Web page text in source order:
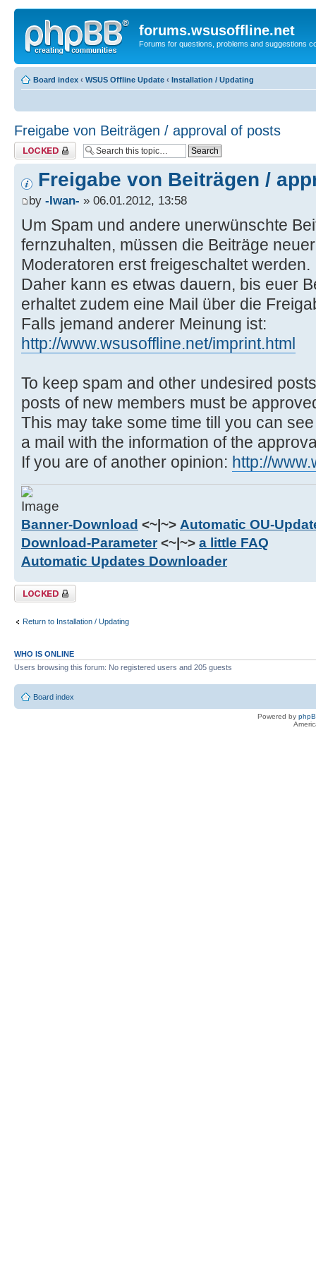
forums.wsusoffline.net
Forums for questions, problems and suggestions
Board index ‹ WSUS Offline Update ‹ Installation / Updating
Freigabe von Beiträgen / approval of posts
Topic locked
Freigabe von Beiträgen /
by -Iwan- » 06.01.2012, 13:58
Um Spam und andere unerwünschte
fernzuhalten, müssen die Beiträge
Moderatoren erst freigeschaltet werden.
Daher kann es etwas dauern, bis euer
erhaltet zudem eine Mail über die
Falls jemand anderer Meinung ist:
http://www.wsusoffline.net/imprint.html
To keep spam and other undesired
posts of new members must be
This may take some time till you can
a mail with the information of the
If you are of another opinion: http://
Banner-Download <~|~> Automatic OU-
Download-Parameter<~|~> a little FAQ
Automatic Updates Downloader
Topic locked
Return to Installation / Updating
WHO IS ONLINE
Users browsing this forum: No registered users and 205 guests
Board index
Powered by